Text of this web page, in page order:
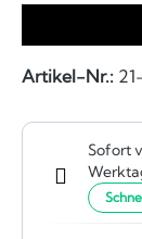
Artikel-Nr.:
Sofort